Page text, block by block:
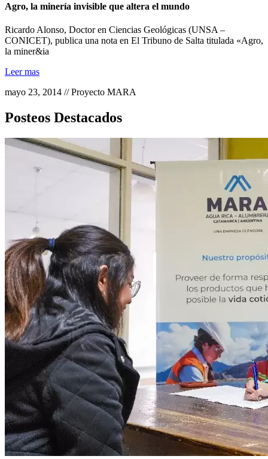
Agro, la minería invisible que altera el mundo
Ricardo Alonso, Doctor en Ciencias Geológicas (UNSA –
CONICET), publica una nota en El Tribuno de Salta titulada «Agro,
la miner&ia
Leer mas
mayo 23, 2014 // Proyecto MARA
Posteos Destacados